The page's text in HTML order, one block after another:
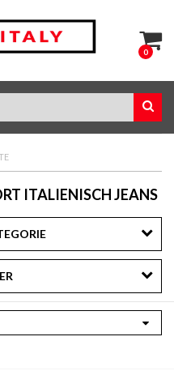
0
ITALIENISCH JEANS